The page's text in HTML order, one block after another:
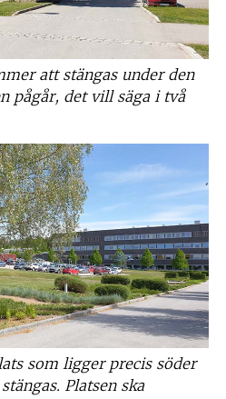
att stängas under den
pågår, det vill säga i två
som ligger precis söder
Platsen ska